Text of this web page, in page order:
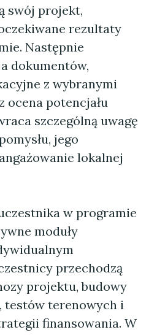
swój projekt,
rezultaty
Następnie
dokumentów,
z wybranymi
ocena potencjału
szczególną uwagę
jego
lokalnej
w programie
moduły
przechodzą
projektu, budowy
testów terenowych i
finansowania. W